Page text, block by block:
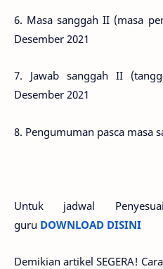
6. Masa sanggah II (masa
Desember 2021
7. Jawab sanggah II
Desember 2021
8. Pengumuman pasca masa
Untuk jadwal
guru DOWNLOAD DISINI
Demikian artikel SEGERA!